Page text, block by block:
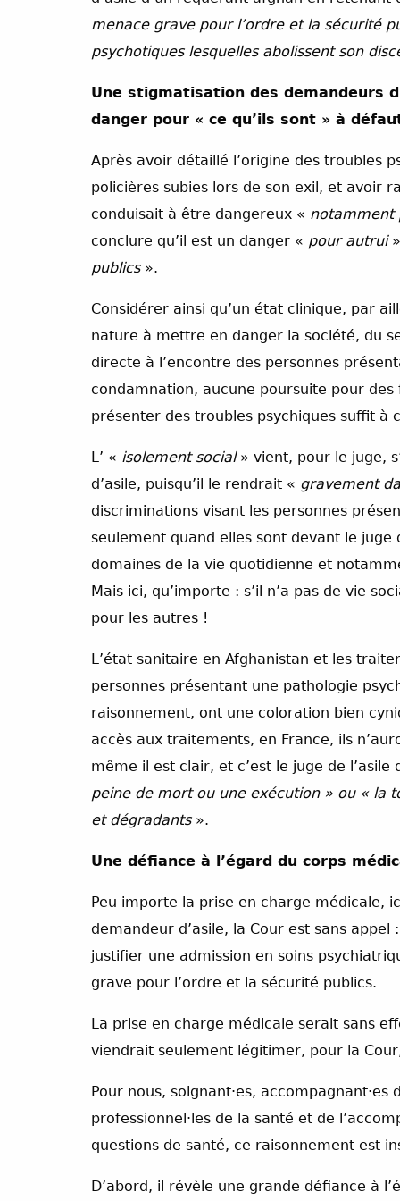
menace grave pour l’ordre et la sécurité
psychotiques lesquelles abolissent son
Une stigmatisation des demandeurs
danger pour « ce qu’ils sont » à
Après avoir détaillé l’origine des troubles
policières subies lors de son exil, et avoir
conduisait à être dangereux « notamment
conclure qu’il est un danger « pour autrui
publics».
Considérer ainsi qu’un état clinique, par
nature à mettre en danger la société, du
directe à l’encontre des personnes
condamnation, aucune poursuite pour
présenter des troubles psychiques suffit
L’ « isolement social» vient, pour le juge,
d’asile, puisqu’il le rendrait « gravement
discriminations visant les personnes
seulement quand elles sont devant le
domaines de la vie quotidienne et
Mais ici, qu’importe : s’il n’a pas de vie
pour les autres !
L’état sanitaire en Afghanistan et les
personnes présentant une pathologie
raisonnement, ont une coloration bien
accès aux traitements, en France, ils
même il est clair, et c’est le juge de
peine de mort ou une exécution » ou « la
et dégradants».
Une défiance à l’égard du corps
Peu importe la prise en charge médicale,
demandeur d’asile, la Cour est sans
justifier une admission en soins
grave pour l’ordre et la sécurité publics.
La prise en charge médicale serait sans
viendrait seulement légitimer, pour la
Pour nous, soignant·es,
professionnel·les de la santé et de
questions de santé, ce raisonnement est
D’abord, il révèle une grande défiance à